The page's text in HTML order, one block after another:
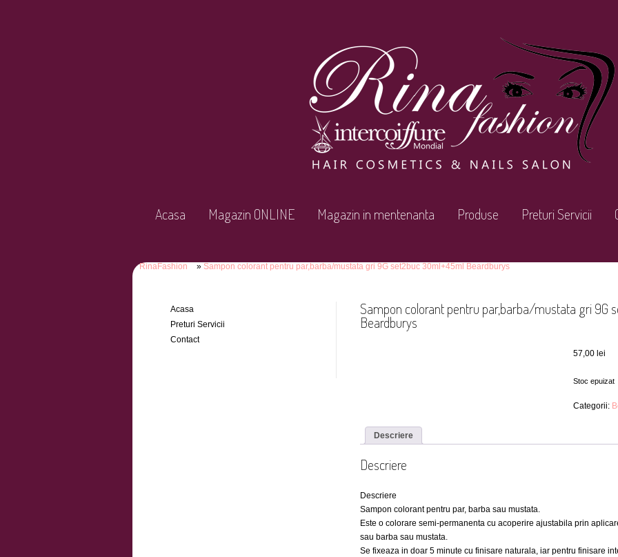
Acasa Magazin ONLINE Magazin in mentenanta Produse Preturi Servicii
RinaFashion Sampon colorant pentru par,barba/mustata gri 9G set2buc 30ml+45ml Beardburys
Sampon colorant pentru par,barba/mustata gri 9G
Beardburys
57,00 lei
Stoc epuizat
Categorii:
Descriere
Descriere
Descriere
Sampon colorant pentru par, barba sau mustata.
Este o colorare semi-permanenta cu acoperire ajustabila prin
sau barba sau mustata.
Se fixeaza in doar 5 minute cu finisare naturala, iar pentru finisare
Acasa
Preturi Servicii
Contact